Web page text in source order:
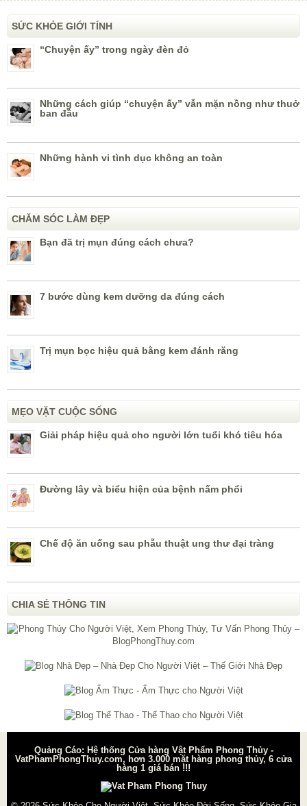
SỨC KHỎE GIỚI TÍNH
“Chuyện ấy” trong ngày đèn đỏ
Những cách giúp “chuyện ấy” vẫn mặn nồng như thuở
ban đầu
Những hành vi tình dục không an toàn
CHĂM SÓC LÀM ĐẸP
Bạn đã trị mụn đúng cách chưa?
7 bước dùng kem dưỡng da đúng cách
Trị mụn bọc hiệu quả bằng kem đánh răng
MẸO VẶT CUỘC SỐNG
Giải pháp hiệu quả cho người lớn tuổi khó tiêu hóa
Đường lây và biểu hiện của bệnh nấm phổi
Chế độ ăn uống sau phẫu thuật ung thư đại tràng
CHIA SẺ THÔNG TIN
Quảng Cáo: Hệ thống Cửa hàng Vật Phẩm Phong Thủy -
VatPhamPhongThuy.com, hơn 3.000 mặt hàng phong thủy, 6 cửa
hàng 1 giá bán !!!